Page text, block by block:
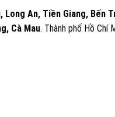
Long An, Tiền Giang, Bến
Cà Mau. Thành phố Hồ Chí